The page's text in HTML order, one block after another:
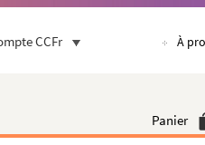
CCFr À
Panier